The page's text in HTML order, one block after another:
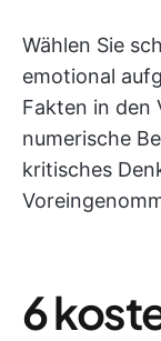
Wählen Sie
emotional
Fakten in den
numerische
kritisches
6